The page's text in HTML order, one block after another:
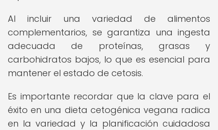
Al incluir una variedad de alimentos
complementarios, se garantiza una ingesta
adecuada de proteínas, grasas y
carbohidratos bajos, lo que es esencial para
mantener el estado de cetosis.
Es importante recordar que la clave para el
éxito en una dieta cetogénica vegana radica
en la variedad y la planificación cuidadosa